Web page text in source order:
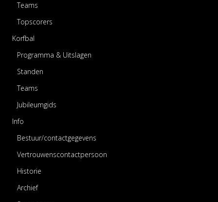
Teams
Topscorers
Korfbal
Programma & Uitslagen
Standen
Teams
Jubileumgids
Info
Bestuur/contactgegevens
Vertrouwenscontactpersoon
Historie
Archief